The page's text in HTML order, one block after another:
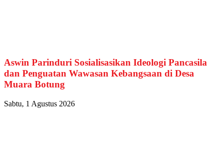
Aswin Parinduri Sosialisasikan Ideologi Pancasila
dan Penguatan Wawasan Kebangsaan di Desa
Muara Botung
Sabtu, 1 Agustus 2026